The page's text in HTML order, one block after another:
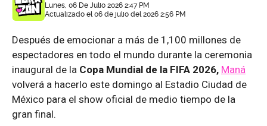
Lunes, 06 De Julio 2026 2:47 PM
Actualizado el 06 de julio del 2026 2:56 PM
Después de emocionar a más de 1,100 millones de
espectadores en todo el mundo durante la ceremonia
inaugural de la Copa Mundial de la FIFA 2026, Maná
volverá a hacerlo este domingo al Estadio Ciudad de
México para el show oficial de medio tiempo de la
gran final.